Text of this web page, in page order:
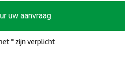
uw aanvraag
* zijn verplicht